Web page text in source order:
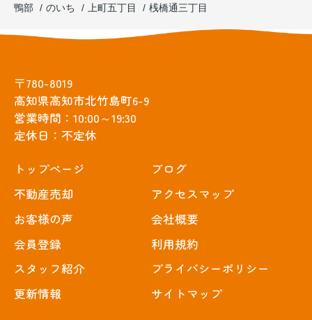
鴨部
のいち 上町五丁目 桟橋通三丁目
〒780-8019
高知県高知市北竹島町6-9
営業時間：10:00～19:30
定休日：不定休
トップぺージ
不動産売却
お客様の声
会員登録
スタッフ紹介
更新情報
ブログ
アクセスマップ
会社概要
利用規約
プライバシーポリシー
サイトマップ